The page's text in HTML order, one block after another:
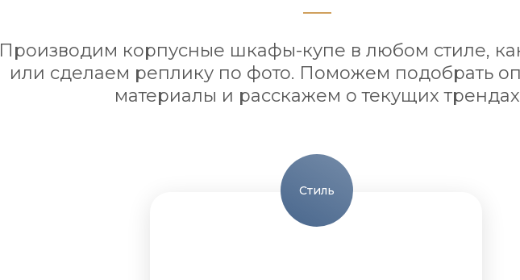
Производим корпусные шкафы-купе в любом стиле,
или сделаем реплику по фото. Поможем подобрать
материалы и расскажем о текущих трендах
Стиль